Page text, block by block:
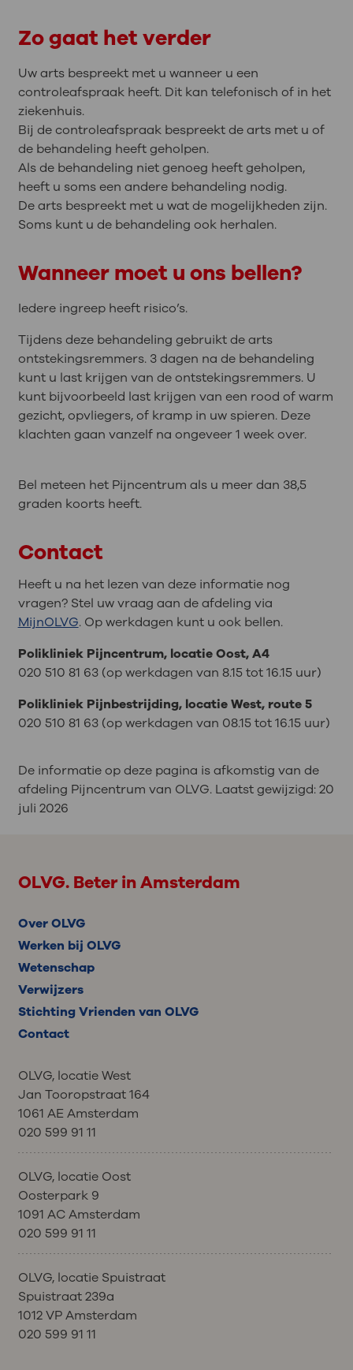
Zo gaat het verder
Uw arts bespreekt met u wanneer u een
controleafspraak heeft. Dit kan telefonisch of in het
ziekenhuis.
Bij de controleafspraak bespreekt de arts met u of
de behandeling heeft geholpen.
Als de behandeling niet genoeg heeft geholpen,
heeft u soms een andere behandeling nodig.
De arts bespreekt met u wat de mogelijkheden zijn.
Soms kunt u de behandeling ook herhalen.
Wanneer moet u ons bellen?
Iedere ingreep heeft risico’s.
Tijdens deze behandeling gebruikt de arts
ontstekingsremmers. 3 dagen na de behandeling
kunt u last krijgen van de ontstekingsremmers. U
kunt bijvoorbeeld last krijgen van een rood of warm
gezicht, opvliegers, of kramp in uw spieren. Deze
klachten gaan vanzelf na ongeveer 1 week over.
Bel meteen het Pijncentrum als u meer dan 38,5
graden koorts heeft.
Contact
Heeft u na het lezen van deze informatie nog
vragen? Stel uw vraag aan de afdeling via
MijnOLVG. Op werkdagen kunt u ook bellen.
Polikliniek Pijncentrum, locatie Oost, A4
020 510 81 63 (op werkdagen van 8.15 tot 16.15 uur)
Polikliniek Pijnbestrijding, locatie West, route 5
020 510 81 63 (op werkdagen van 08.15 tot 16.15 uur)
De informatie op deze pagina is afkomstig van de
afdeling Pijncentrum van OLVG. Laatst gewijzigd:20
juli 2026
OLVG. Beter in Amsterdam
Over OLVG
Werken bij OLVG
Wetenschap
Verwijzers
Stichting Vrienden van OLVG
Contact
OLVG, locatie West
Jan Tooropstraat 164
1061 AE Amsterdam
020 599 91 11
OLVG, locatie Oost
Oosterpark 9
1091 AC Amsterdam
020 599 91 11
OLVG, locatie Spuistraat
Spuistraat 239a
1012 VP Amsterdam
020 599 91 11